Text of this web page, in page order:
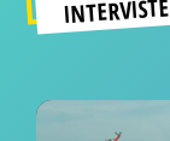
INTERVISTE